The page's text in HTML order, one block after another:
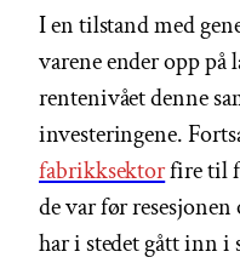
I en tilstand med
varene ender opp på
rentenivået denne
investeringene.
fabrikksektorfire til
de var før
har i stedet gått inn